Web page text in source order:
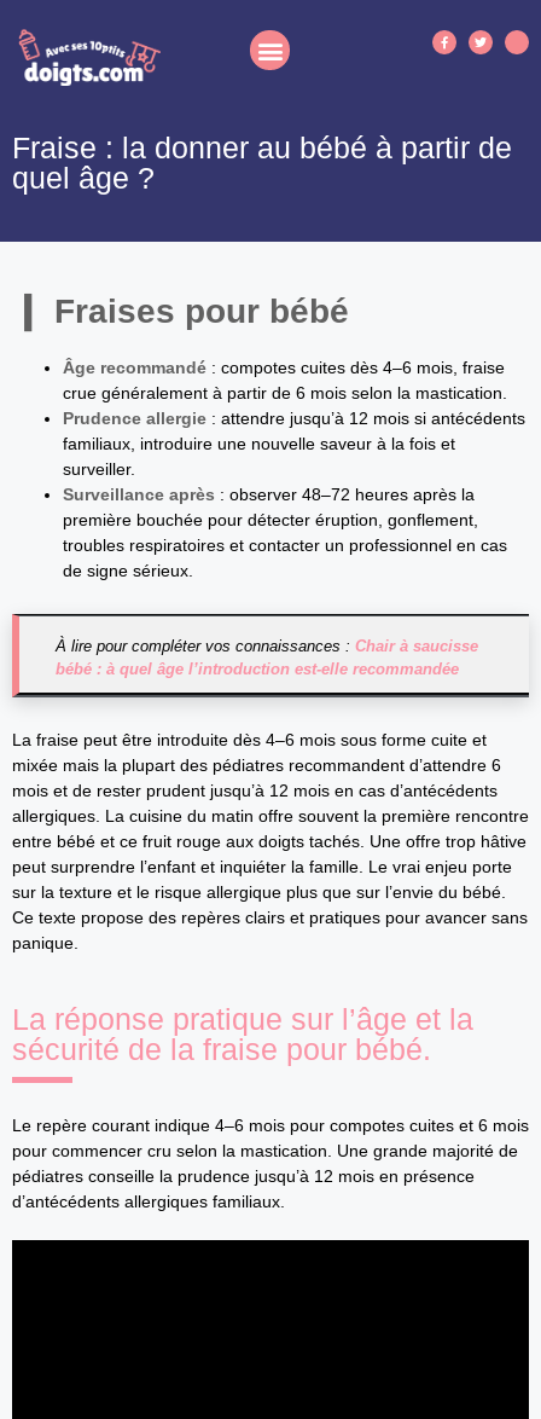
Fraise : la donner au bébé à partir de
quel âge ?
Fraises pour bébé
Âge recommandé : compotes cuites dès 4–6 mois, fraise
crue généralement à partir de 6 mois selon la mastication.
Prudence allergie : attendre jusqu’à 12 mois si antécédents
familiaux, introduire une nouvelle saveur à la fois et
surveiller.
Surveillance après : observer 48–72 heures après la
première bouchée pour détecter éruption, gonflement,
troubles respiratoires et contacter un professionnel en cas
de signe sérieux.
À lire pour compléter vos connaissances : Chair à saucisse
bébé : à quel âge l’introduction est-elle recommandée
La fraise peut être introduite dès 4–6 mois sous forme cuite et
mixée mais la plupart des pédiatres recommandent d’attendre 6
mois et de rester prudent jusqu’à 12 mois en cas d’antécédents
allergiques. La cuisine du matin offre souvent la première rencontre
entre bébé et ce fruit rouge aux doigts tachés. Une offre trop hâtive
peut surprendre l’enfant et inquiéter la famille. Le vrai enjeu porte
sur la texture et le risque allergique plus que sur l’envie du bébé.
Ce texte propose des repères clairs et pratiques pour avancer sans
panique.
La réponse pratique sur l’âge et la
sécurité de la fraise pour bébé.
Le repère courant indique 4–6 mois pour compotes cuites et 6 mois
pour commencer cru selon la mastication. Une grande majorité de
pédiatres conseille la prudence jusqu’à 12 mois en présence
d’antécédents allergiques familiaux.